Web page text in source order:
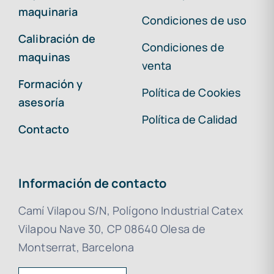
maquinaria
Calibración de
maquinas
Formación y
asesoría
Contacto
Condiciones de uso
Condiciones de
venta
Política de Cookies
Política de Calidad
Información de contacto
Camí Vilapou S/N, Polígono Industrial Catex
Vilapou Nave 30, CP 08640 Olesa de
Montserrat, Barcelona